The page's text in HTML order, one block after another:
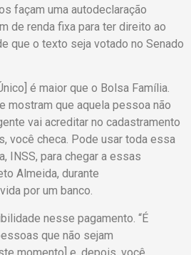
façam uma autodeclaração
de renda fixa para ter direito ao
que o texto seja votado no Senado
é maior que o Bolsa Família.
mostram que aquela pessoa não
vai acreditar no cadastramento
você checa. Pode usar toda essa
INSS, para chegar a essas
Almeida, durante
por um banco.
nesse pagamento. “É
que não sejam
momento] e, depois, você